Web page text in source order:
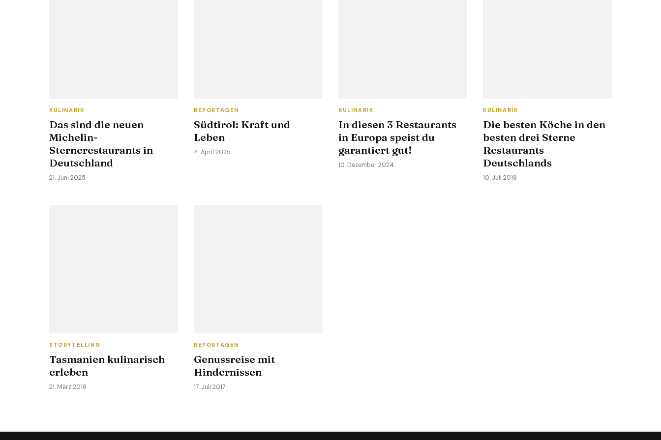
KULINARIK
Das sind die neuen
Michelin-
Sternerestaurants in
Deutschland
21. Juni 2025
REPORTAGEN
Südtirol: Kraft und
Leben
4. April 2025
KULINARIK
In diesen 3 Restaurants
in Europa speist du
garantiert gut!
10. Dezember 2024
KULINARIK
Die besten Köche in den
besten drei Sterne
Restaurants
Deutschlands
10. Juli 2019
STORYTELLING
Tasmanien kulinarisch
erleben
21. März 2018
REPORTAGEN
Genussreise mit
Hindernissen
17. Juli 2017